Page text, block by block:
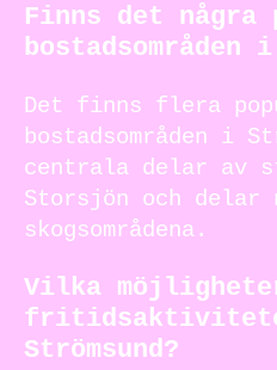
Finns det några
bostadsområden
Det finns flera
bostadsområden i
centrala delar av
Storsjön och delar
skogsområdena.
Vilka
Strömsund?